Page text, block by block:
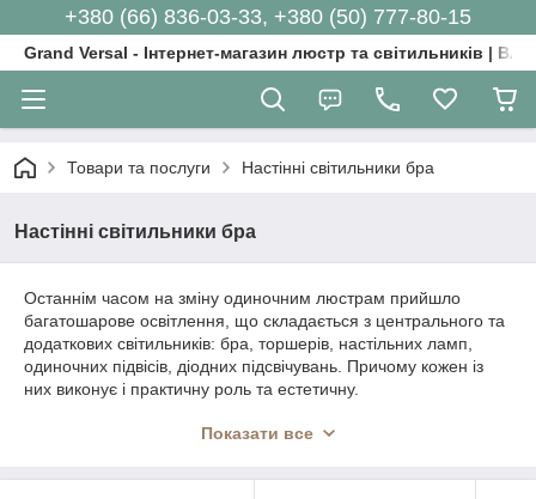
+380 (66) 836-03-33, +380 (50) 777-80-15
Grand Versal - Інтернет-магазин люстр та світильників |
Товари та послуги Настінні світильники бра
Настінні світильники бра
Останнім часом на зміну одиночним люстрам прийшло
багатошарове освітлення, що складається з центрального та
додаткових світильників: бра, торшерів, настільних ламп,
одиночних підвісів, діодних підсвічувань. Причому кожен із
них виконує і практичну роль та естетичну.
світильників, тому Ви можете легко зібрати відповідний
Показати все